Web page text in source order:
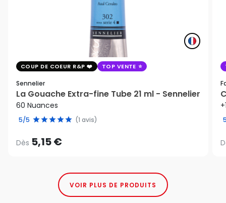
COUP DE COEUR R&P TOP VENTE
Sennelier
La Gouache Extra-fine Tube 21 ml - Sennelier
60 Nuances
5/5 (1 avis)
Dès 5,15 €
VOIR PLUS DE PRODUITS